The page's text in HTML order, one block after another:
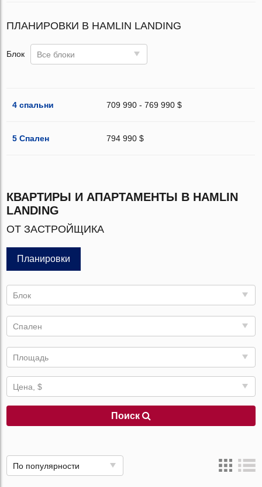
ПЛАНИРОВКИ В HAMLIN LANDING
Блок Все блоки
4 спальни 709 990 - 769 990 $
5 Спален 794 990 $
КВАРТИРЫ И АПАРТАМЕНТЫ В HAMLIN
LANDING
ОТ ЗАСТРОЙЩИКА
Планировки
Блок
Спален
Площадь
Цена, $
Поиск
По популярности